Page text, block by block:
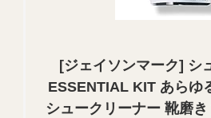
[ジェイソンマーク] シ
ESSENTIAL KIT あらゆ
シュークリーナー 靴磨